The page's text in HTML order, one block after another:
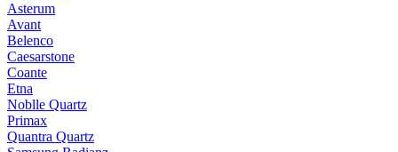
Asterum
Avant
Belenco
Caesarstone
Coante
Etna
Noblle Quartz
Primax
Quantra Quartz